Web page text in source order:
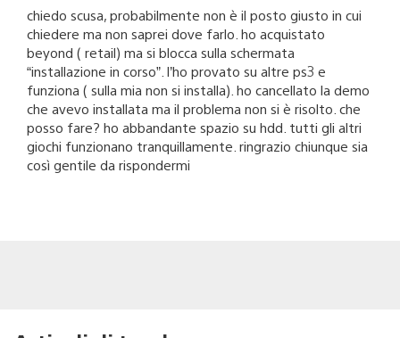
chiedo scusa, probabilmente non è il posto giusto in cui
chiedere ma non saprei dove farlo. ho acquistato
beyond ( retail) ma si blocca sulla schermata
“installazione in corso”. l’ho provato su altre ps3 e
funziona ( sulla mia non si installa). ho cancellato la demo
che avevo installata ma il problema non si è risolto. che
posso fare? ho abbandante spazio su hdd. tutti gli altri
giochi funzionano tranquillamente. ringrazio chiunque sia
così gentile da rispondermi